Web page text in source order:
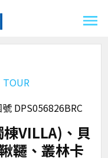
號 DPS056826BRC
棟VILLA)、貝
韆、叢林卡